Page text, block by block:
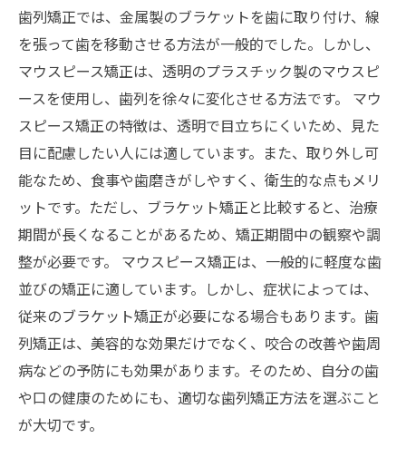
歯列矯正では、金属製のブラケットを歯に取り付け、線
を張って歯を移動させる方法が一般的でした。しかし、
マウスピース矯正は、透明のプラスチック製のマウスピ
ースを使用し、歯列を徐々に変化させる方法です。 マウ
スピース矯正の特徴は、透明で目立ちにくいため、見た
目に配慮したい人には適しています。また、取り外し可
能なため、食事や歯磨きがしやすく、衛生的な点もメリ
ットです。ただし、ブラケット矯正と比較すると、治療
期間が長くなることがあるため、矯正期間中の観察や調
整が必要です。 マウスピース矯正は、一般的に軽度な歯
並びの矯正に適しています。しかし、症状によっては、
従来のブラケット矯正が必要になる場合もあります。歯
列矯正は、美容的な効果だけでなく、咬合の改善や歯周
病などの予防にも効果があります。そのため、自分の歯
や口の健康のためにも、適切な歯列矯正方法を選ぶこと
が大切です。